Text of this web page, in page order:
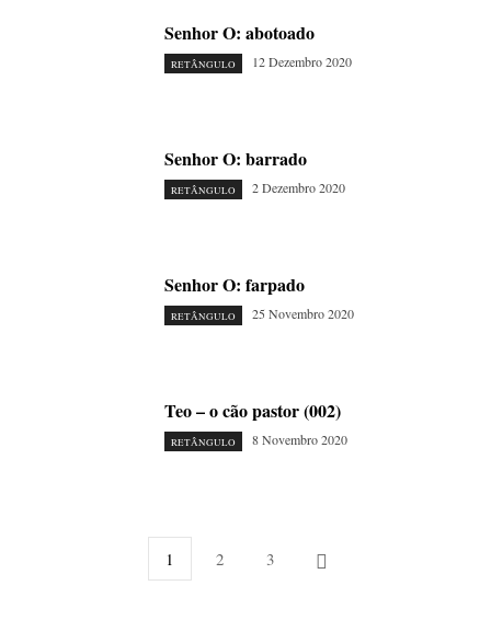
Senhor O: abotoado
RETÂNGULO 12 Dezembro 2020
Senhor O: barrado
RETÂNGULO 2 Dezembro 2020
Senhor O: farpado
RETÂNGULO 25 Novembro 2020
Teo – o cão pastor (002)
RETÂNGULO 8 Novembro 2020
1 2 3